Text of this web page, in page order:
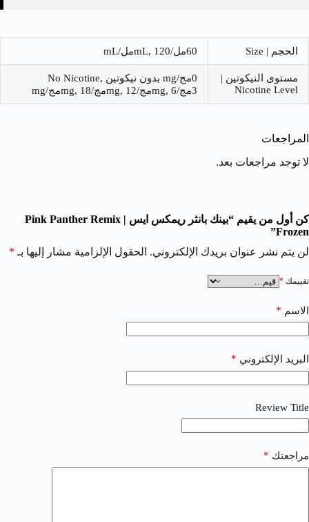
الحجم | Size 60مل/mL, 120مل/mL
مستوى النيكوتين |
Nicotine Level
0مج/mg بدون نيكوتين No Nicotine,
3مج/mg, 6مج/mg, 12مج/mg, 18مج/mg
المراجعات
لا توجد مراجعات بعد.
كن أول من يقيم “بينك بانثر ريمكس ايس | Pink Panther Remix
Frozen”
لن يتم نشر عنوان بريدك الإلكتروني. الحقول الإلزامية مشار إليها بـ *
تقييمك *
الاسم *
البريد الإلكتروني *
Review Title
مراجعتك *